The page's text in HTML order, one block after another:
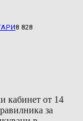
8 828
кабинет от 14
за